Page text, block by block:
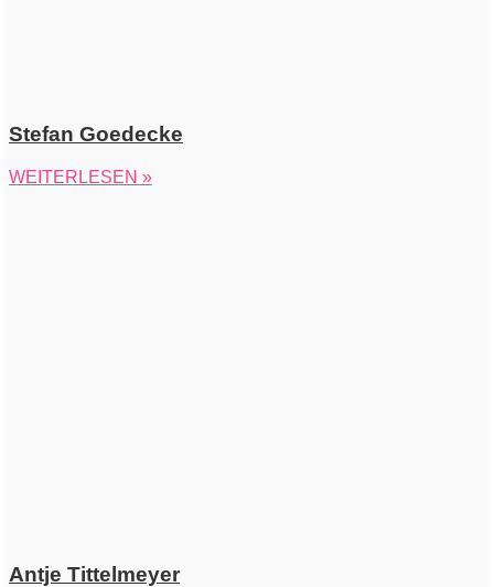
Stefan Goedecke
WEITERLESEN »
Antje Tittelmeyer